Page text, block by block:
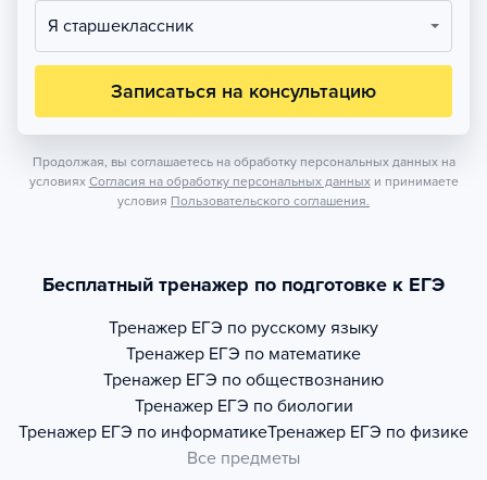
Я старшеклассник
Записаться на консультацию
Продолжая, вы соглашаетесь на обработку персональных данных на
условиях Согласия на обработку персональных данных и принимаете
условия Пользовательского соглашения.
Бесплатный тренажер по подготовке к ЕГЭ
Тренажер ЕГЭ по русскому языку
Тренажер ЕГЭ по математике
Тренажер ЕГЭ по обществознанию
Тренажер ЕГЭ по биологии
Тренажер ЕГЭ по информатикеТренажер ЕГЭ по физике
Все предметы